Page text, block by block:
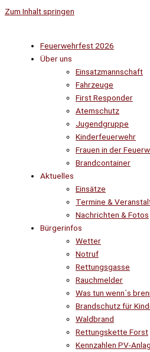
Zum Inhalt springen
Feuerwehrfest 2026
Über uns
Einsatzmannschaft
Fahrzeuge
First Responder
Atemschutz
Jugendgruppe
Kinderfeuerwehr
Frauen in der
Brandcontainer
Aktuelles
Einsätze
Termine &
Nachrichten & Fotos
Bürgerinfos
Wetter
Notruf
Rettungsgasse
Rauchmelder
Was tun wenn´s
Brandschutz für
Waldbrand
Rettungskette Forst
Kennzahlen PV-